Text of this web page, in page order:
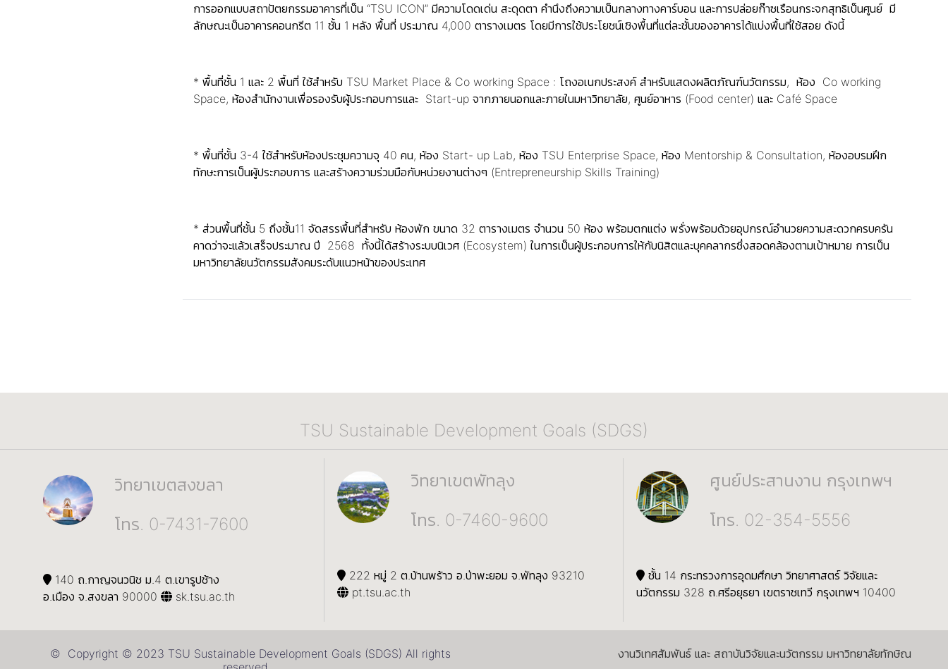
การออกแบบสถาปัตยกรรมอาคารที่เป็น “TSU ICON” มีความโดดเด่น สะดุดตา คำนึงถึงความเป็นกลางทางคาร์บอน และการปล่อยก๊าซเรือนกระจกสุทธิเป็นศูนย์ มี
ลักษณะเป็นอาคารคอนกรีต 11 ชั้น 1 หลัง พื้นที่ ประมาณ 4,000 ตารางเมตร โดยมีการใช้ประโยชน์เชิงพื้นที่แต่ละชั้นของอาคารได้แบ่งพื้นที่ใช้สอย ดังนี้
* พื้นที่ชั้น 1 และ 2 พื้นที่ ใช้สำหรับ TSU Market Place & Co working Space : โถงอเนกประสงค์ สำหรับแสดงผลิตภัณฑ์นวัตกรรม, ห้อง Co working
Space, ห้องสำนักงานเพื่อรองรับผู้ประกอบการและ Start-up จากภายนอกและภายในมหาวิทยาลัย, ศูนย์อาหาร (Food center) และ Café Space
* พื้นที่ชั้น 3-4 ใช้สำหรับห้องประชุมความจุ 40 คน, ห้อง Start- up Lab, ห้อง TSU Enterprise Space, ห้อง Mentorship & Consultation, ห้องอบรมฝึก
ทักษะการเป็นผู้ประกอบการ และสร้างความร่วมมือกับหน่วยงานต่างๆ (Entrepreneurship Skills Training)
* ส่วนพื้นที่ชั้น 5 ถึงชั้น11 จัดสรรพื้นที่สำหรับ ห้องพัก ขนาด 32 ตารางเมตร จำนวน 50 ห้อง พร้อมตกแต่ง พรั่งพร้อมด้วยอุปกรณ์อำนวยความสะดวกครบครัน
คาดว่าจะแล้วเสร็จประมาณ ปี 2568 ทั้งนี้ได้สร้างระบบนิเวศ (Ecosystem) ในการเป็นผู้ประกอบการให้กับนิสิตและบุคคลากรซึ่งสอดคล้องตามเป้าหมาย การเป็น
มหาวิทยาลัยนวัตกรรมสังคมระดับแนวหน้าของประเทศ
TSU Sustainable Development Goals (SDGS)
วิทยาเขตสงขลา
โทร. 0-7431-7600
140 ถ.กาญจนวนิช ม.4 ต.เขารูปช้าง
อ.เมือง จ.สงขลา 90000
sk.tsu.ac.th
วิทยาเขตพัทลุง
โทร. 0-7460-9600
222 หมู่ 2 ต.บ้านพร้าว อ.ป่าพะยอม จ.พัทลุง 93210
pt.tsu.ac.th
ศูนย์ประสานงาน กรุงเทพฯ
โทร. 02-354-5556
ชั้น 14 กระทรวงการอุดมศึกษา วิทยาศาสตร์ วิจัยและ
นวัตกรรม 328 ถ.ศรีอยุธยา เขตราชเทวี กรุงเทพฯ 10400
© Copyright © 2023 TSU Sustainable Development Goals (SDGS) All rights
งานวิเทศสัมพันธ์ และ สถาบันวิจัยและนวัตกรรม มหาวิทยาลัยทักษิณ